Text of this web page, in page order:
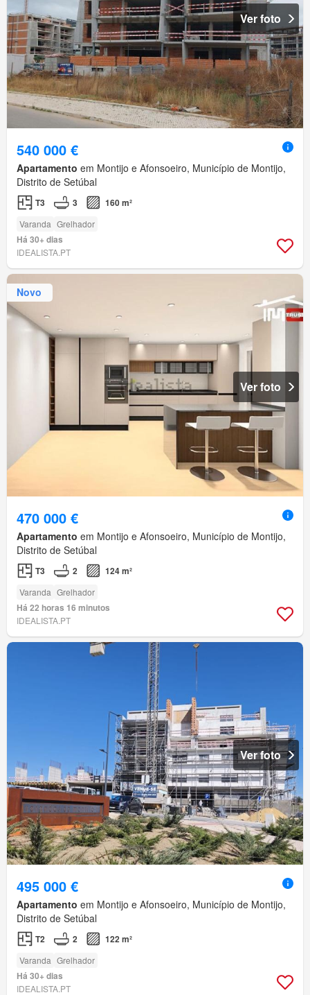
Ver foto
540 000 €
Apartamento em Montijo e Afonsoeiro, Município de Montijo,
Distrito de Setúbal
T3 3 160 m²
Varanda Grelhador
Há 30+ dias
IDEALISTA.PT
Novo
Ver foto
470 000 €
Apartamento em Montijo e Afonsoeiro, Município de Montijo,
Distrito de Setúbal
T3 2 124 m²
Varanda Grelhador
Há 22 horas 16 minutos
IDEALISTA.PT
Ver foto
495 000 €
Apartamento em Montijo e Afonsoeiro, Município de Montijo,
Distrito de Setúbal
T2 2 122 m²
Varanda Grelhador
Há 30+ dias
IDEALISTA.PT